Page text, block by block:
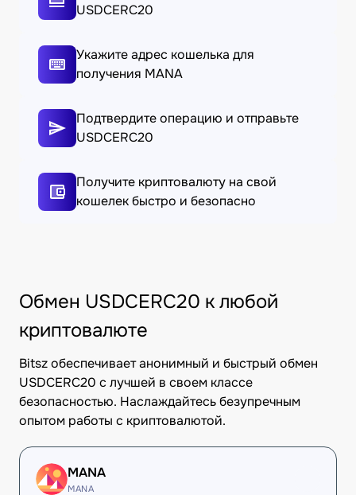
USDCERC20
Укажите адрес кошелька для
получения MANA
Подтвердите операцию и отправьте
USDCERC20
Получите криптовалюту на свой
кошелек быстро и безопасно
Обмен USDCERC20 к любой
криптовалюте
Bitsz обеспечивает анонимный и быстрый обмен
USDCERC20 с лучшей в своем классе
безопасностью. Наслаждайтесь безупречным
опытом работы с криптовалютой.
MANA
MANA